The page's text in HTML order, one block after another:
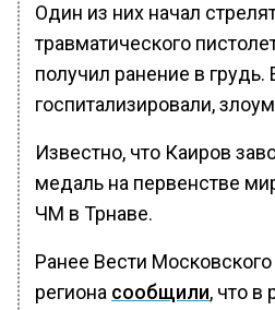
Один из них начал
травматического
получил ранение в грудь.
госпитализировали,
Известно, что Каиров
медаль на первенстве
ЧМ в Трнаве.
Ранее Вести Московского
региона сообщили, что в